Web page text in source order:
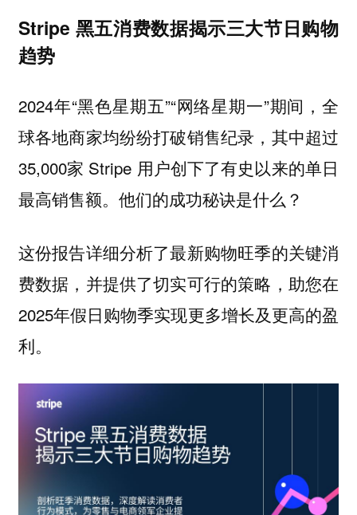
Stripe 黑五消费数据揭示三大节日购物
趋势
2024年“黑色星期五”“网络星期一”期间，全
球各地商家均纷纷打破销售纪录，其中超过
35,000家 Stripe 用户创下了有史以来的单日
最高销售额。他们的成功秘诀是什么？
这份报告详细分析了最新购物旺季的关键消
费数据，并提供了切实可行的策略，助您在
2025年假日购物季实现更多增长及更高的盈
利。